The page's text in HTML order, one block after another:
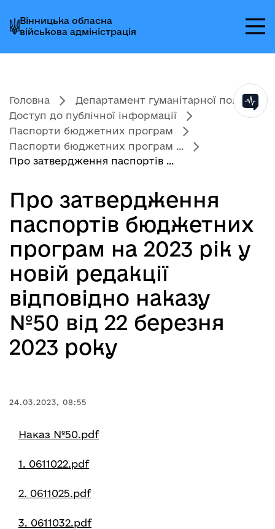
до
головного
меню
до
головного
вмісту
до
головного
колонтитула
Вінницька обласна
військова адміністрація
Головна
Департамент гуманітарної по...
Доступ до публічної інформації
Паспорти бюджетних програм
Паспорти бюджетних програм ...
Про затвердження паспортів ...
Про затвердження
паспортів бюджетних
програм на 2023 рік у
новій редакції
відповідно наказу
№50 від 22 березня
2023 року
24.03.2023, 08:55
Наказ №50.pdf
1. 0611022.pdf
2. 0611025.pdf
3. 0611032.pdf